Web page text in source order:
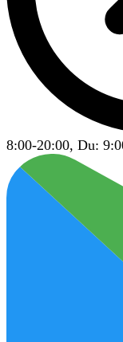
8:00-20:00, Du: